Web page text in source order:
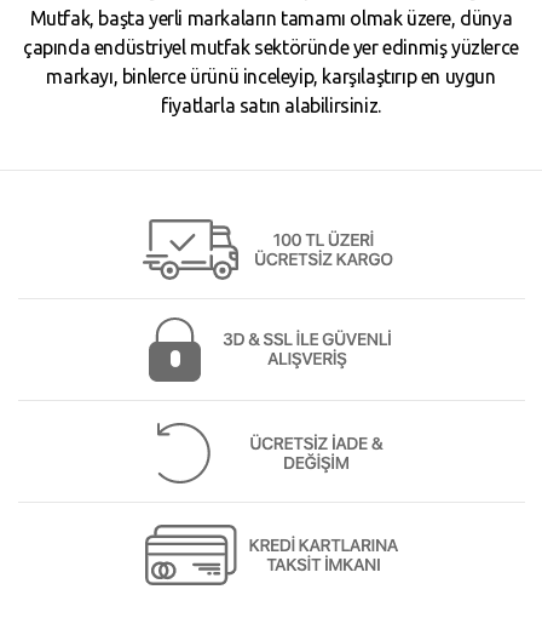
Mutfak, başta yerli markaların tamamı olmak üzere, dünya
çapında endüstriyel mutfak sektöründe yer edinmiş yüzlerce
markayı, binlerce ürünü inceleyip, karşılaştırıp en uygun
fiyatlarla satın alabilirsiniz.